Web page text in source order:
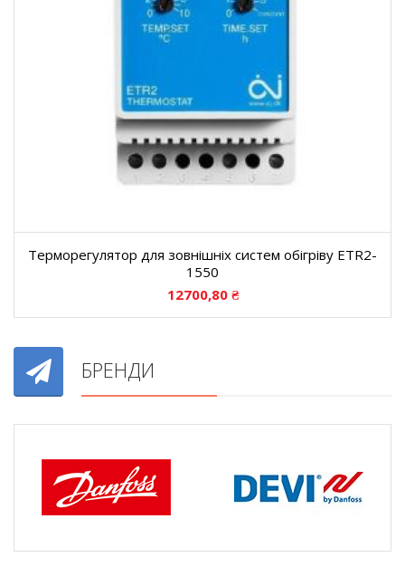
Терморегулятор для зовнішніх систем обігріву ETR2-
1550
12700,80 ₴
БРЕНДИ